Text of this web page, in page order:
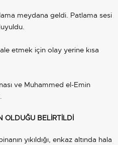
meydana geldi. Patlama sesi
etmek için olay yerine kısa
ve Muhammed el-Emin
BELİRTİLDİ
yıkıldığı, enkaz altında hala